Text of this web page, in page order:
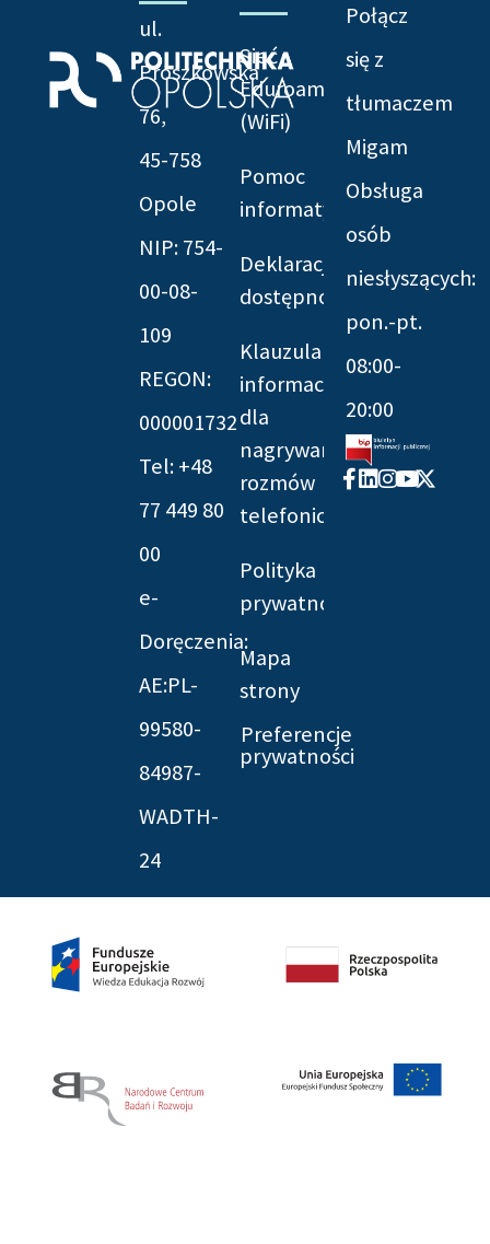
ul.
Prószkowska
76,
45-758
Opole
NIP: 754-
00-08-
109
REGON:
000001732
Tel: +48
77 449 80
00
e-
Doręczenia:
AE:PL-
99580-
84987-
WADTH-
24
Sieć
Eduroam
(WiFi)
Pomoc
informatyczna
Deklaracja
dostępności
Klauzula
informacyjna
dla
nagrywania
rozmów
telefonicznych
Polityka
prywatności
Mapa
strony
Preferencje
prywatności
Połącz
się z
tłumaczem
Migam
Obsługa
osób
niesłyszących:
pon.-pt.
08:00-
20:00
Facebook-
f
Linkedin
Instagram
Youtube
X-
twitter